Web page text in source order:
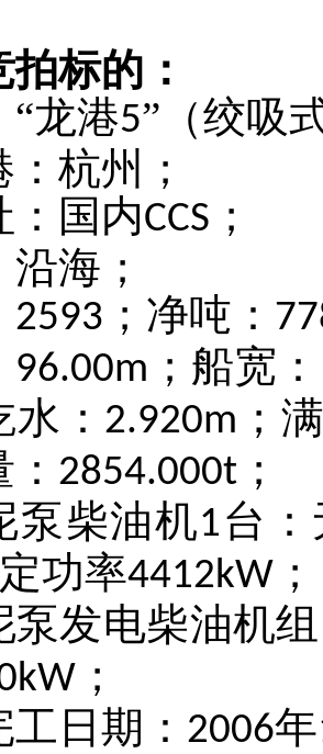
标的：
“龙港5”（绞吸
杭州；
：国内CCS ；
海；
2593 ；净吨：
96.00m ；船宽：
： 2.920m ；
2854.000t ；
泵柴油机1台
功率4412kW ；
泵发电柴油机组
；
日期： 2006年